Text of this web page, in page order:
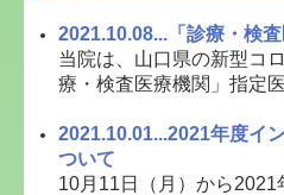
2021.10.08...「診療・検
当院は、山口県の新型コ
療・検査医療機関」指定
2021.10.01...2021年度イ
ついて
10月11日（月）から